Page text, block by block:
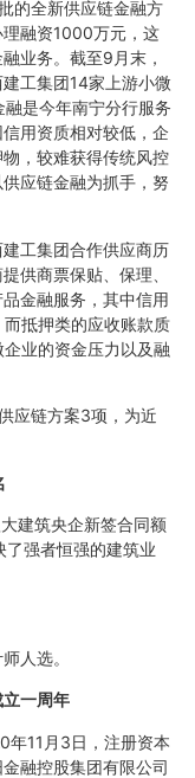
的全新供应链金融方
融资1000万元，这
业务。截至9月末，
工集团14家上游小微
是今年南宁分行服务
用资质相对较低，企
，较难获得传统风控
应链金融为抓手，努
工集团合作供应商历
供商票保贴、保理、
金融服务，其中信用
抵押类的应收账款质
业的资金压力以及融
应链方案3项，为近
建筑央企新签合同额
强者恒强的建筑业
人选。
一周年
年11月3日，注册资本
融控股集团有限公司